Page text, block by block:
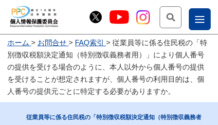
お
問
合
こー
じょ
ー部
ホーム お問合せ FAQ索引
従業員等に係る住民税の「特
別徴収税額決定通知（特別徴収義務者用）」により個人番号
の提供を受ける場合のように、本人以外から個人番号の提供
を受けることが想定されますが、個人番号の利用目的は、個
人番号の提供元ごとに特定する必要がありますか。
従業員等に係る住民税の「特別徴収税額決定通知（特別徴収義務者